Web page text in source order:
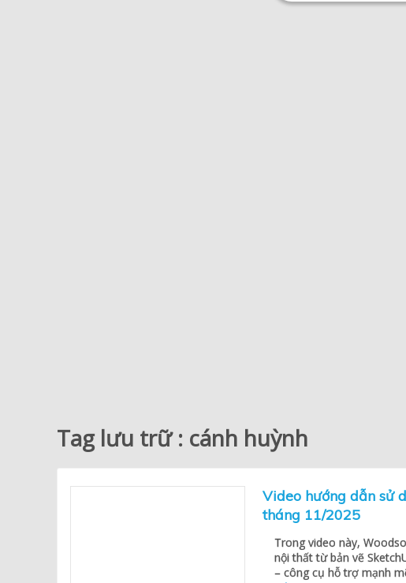
Tag lưu trữ : cánh huỳnh
Video hướng dẫn sử
tháng 11/2025
Trong video này,
nội thất từ bản vẽ
– công cụ hỗ trợ mạnh